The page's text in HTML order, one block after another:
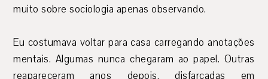
muito sobre sociologia apenas observando.
Eu costumava voltar para casa carregando anotações
mentais. Algumas nunca chegaram ao papel. Outras
reapareceram anos depois, disfarçadas em